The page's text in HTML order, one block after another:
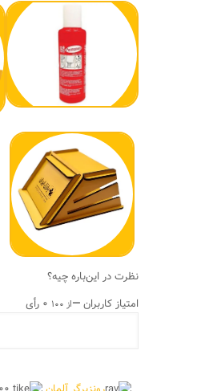
نظرت در این‌باره چیه؟
امتیاز کاربران—از ۱۰۰ ۰ رأی